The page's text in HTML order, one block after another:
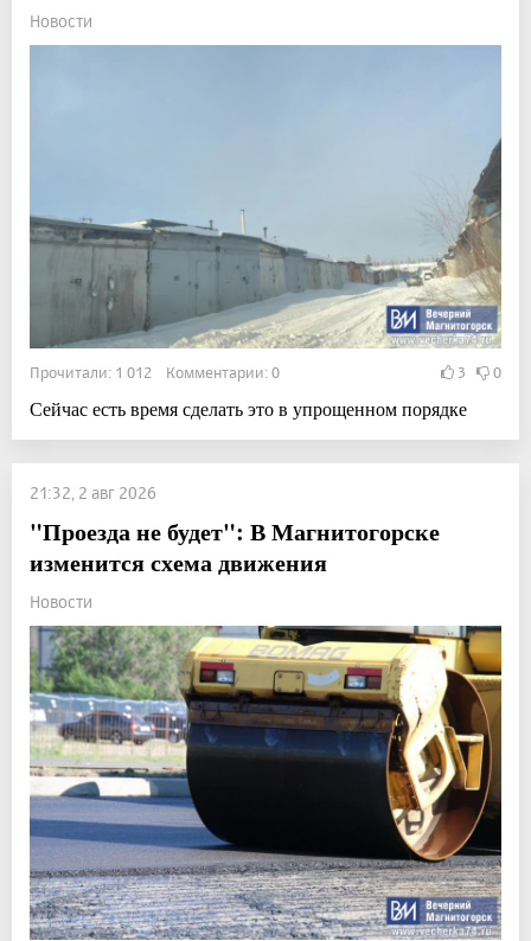
Новости
Прочитали: 1 012 Комментарии: 0 3 0
Сейчас есть время сделать это в упрощенном порядке
21:32, 2 авг 2026
"Проезда не будет": В Магнитогорске
изменится схема движения
Новости